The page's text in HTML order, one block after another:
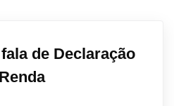
de Declaração